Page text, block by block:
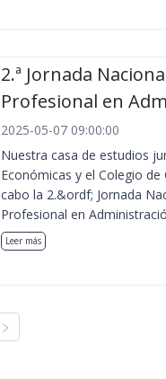
2.ª Jornada
Profesional en
2025-05-07 09:00:00
Nuestra casa de estudios
Económicas y el Colegio
cabo la 2.&ordf; Jornada
Profesional en
Leer más